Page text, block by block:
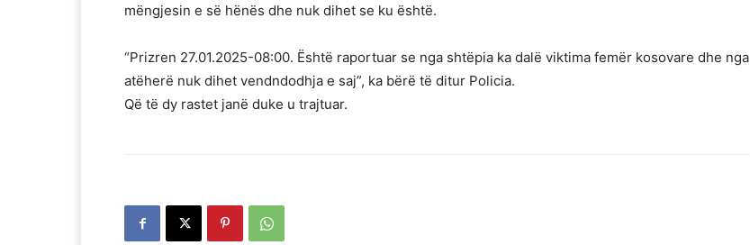
mëngjesin e së hënës dhe nuk dihet se ku është.
“Prizren 27.01.2025-08:00. Është raportuar se nga shtëpia ka dalë viktima femër kosovare dhe nga
atëherë nuk dihet vendndodhja e saj”, ka bërë të ditur Policia.
Që të dy rastet janë duke u trajtuar.